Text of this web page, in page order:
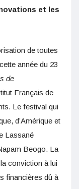
et les
de toutes
année du 23
de
Français de
Le festival qui
d’Amérique et
Lassané
Beogo. La
conviction à lui
financières dû à